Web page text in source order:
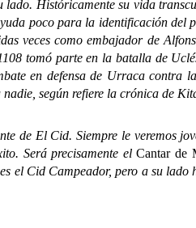
Históricamente su vida
poco para la identificación del
veces como embajador de
tomó parte en la batalla de
en defensa de Urraca contra
según refiere la crónica de
de El Cid. Siempre le veremos
Será precisamente elCantar de
el Cid Campeador, pero a su lado